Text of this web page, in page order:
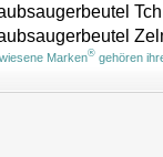
Marken®gehören